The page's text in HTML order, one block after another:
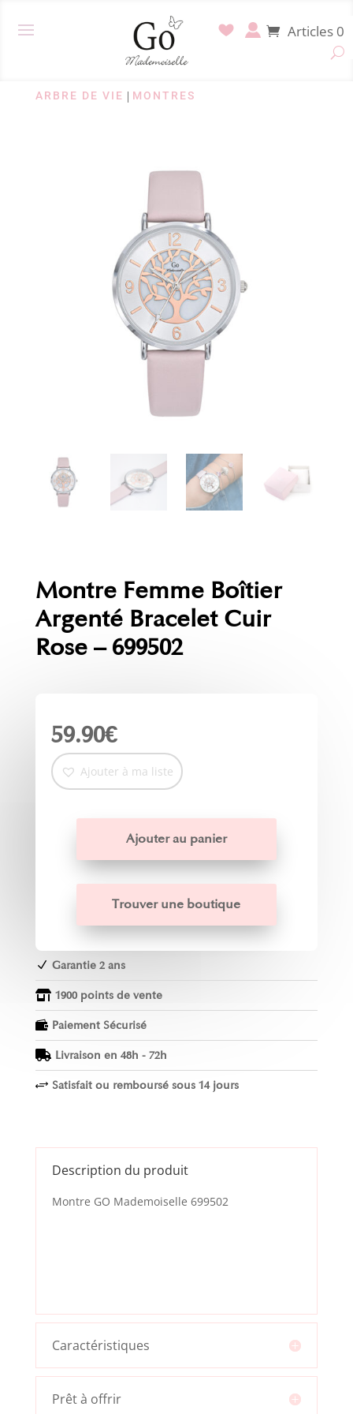
Articles 0
ARBRE DE VIE | MONTRES
Montre Femme Boîtier
Argenté Bracelet Cuir
Rose – 699502
59.90€
Ajouter à ma liste
Ajouter au panier
Trouver une boutique
N Garantie 2 ans
 1900 points de vente
 Paiement Sécurisé
 Livraison en 48h - 72h
+ Satisfait ou remboursé sous 14 jours
Description du produit
Montre GO Mademoiselle 699502
Caractéristiques
Prêt à offrir